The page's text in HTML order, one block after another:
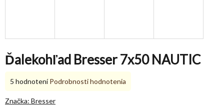
Ďalekohľad Bresser 7x50 NAUTIC
Priemerné
produktu
5 hodnotení Podrobnosti hodnotenia
Značka: Bresser